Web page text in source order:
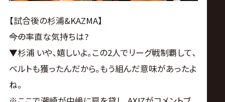
【試合後の杉浦&KAZMA】
――今の率直な気持ちは?
▼杉浦 いや､嬉しいよ｡この2人でリーグ戦制覇して､
ベルトも獲ったんだから｡もう組んだ意味があったよ
ね。